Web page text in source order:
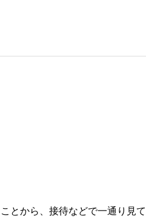
とから、接待などで一通り見